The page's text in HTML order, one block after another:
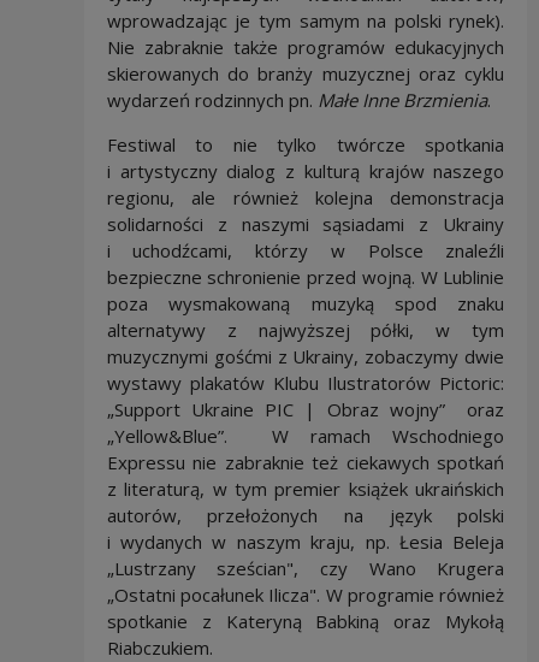
wprowadzając je tym samym na polski rynek).
Nie zabraknie także programów edukacyjnych
skierowanych do branży muzycznej oraz cyklu
wydarzeń rodzinnych pn. Małe Inne Brzmienia.
Festiwal to nie tylko twórcze spotkania
i artystyczny dialog z kulturą krajów naszego
regionu, ale również kolejna demonstracja
solidarności z naszymi sąsiadami z Ukrainy
i uchodźcami, którzy w Polsce znaleźli
bezpieczne schronienie przed wojną. W Lublinie
poza wysmakowaną muzyką spod znaku
alternatywy z najwyższej półki, w tym
muzycznymi gośćmi z Ukrainy, zobaczymy dwie
wystawy plakatów Klubu Ilustratorów Pictoric:
„Support Ukraine PIC | Obraz wojny” oraz
„Yellow&Blue”. W ramach Wschodniego
Expressu nie zabraknie też ciekawych spotkań
z literaturą, w tym premier książek ukraińskich
autorów, przełożonych na język polski
i wydanych w naszym kraju, np. Łesia Beleja
„Lustrzany sześcian", czy Wano Krugera
„Ostatni pocałunek Ilicza". W programie również
spotkanie z Kateryną Babkiną oraz Mykołą
Riabczukiem.